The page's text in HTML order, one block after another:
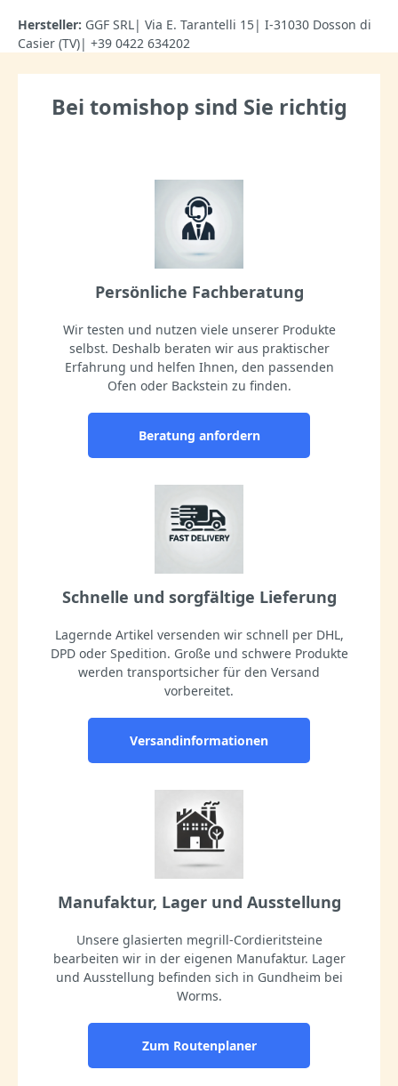
Hersteller: GGF SRL| Via E. Tarantelli 15| I-31030 Dosson di
Casier (TV)| +39 0422 634202
Bei tomishop sind Sie richtig
Persönliche Fachberatung
Wir testen und nutzen viele unserer Produkte
selbst. Deshalb beraten wir aus praktischer
Erfahrung und helfen Ihnen, den passenden
Ofen oder Backstein zu finden.
Beratung anfordern
Schnelle und sorgfältige Lieferung
Lagernde Artikel versenden wir schnell per DHL,
DPD oder Spedition. Große und schwere Produkte
werden transportsicher für den Versand
vorbereitet.
Versandinformationen
Manufaktur, Lager und Ausstellung
Unsere glasierten megrill-Cordieritsteine
bearbeiten wir in der eigenen Manufaktur. Lager
und Ausstellung befinden sich in Gundheim bei
Worms.
Zum Routenplaner